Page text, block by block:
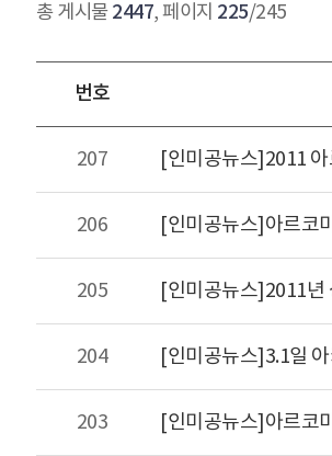
총 게시물 2447, 페이지 225/245
번호
207 [인미공뉴스]2011
206 [인미공뉴스]아르코
205 [인미공뉴스]2011년
204 [인미공뉴스]3.1일
203 [인미공뉴스]아르코